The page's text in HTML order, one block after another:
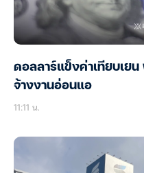
ดอลลาร์แข็งค่าเทียบเย
จ้างงานอ่อนแอ
11:11 น.